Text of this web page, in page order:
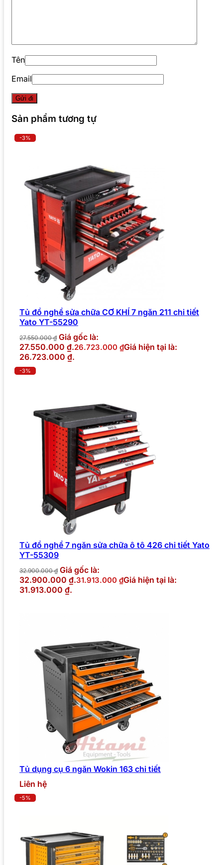
Tên
Email
Sản phẩm tương tự
-3%
Tủ đồ nghề sửa chữa CƠ KHÍ 7 ngăn 211 chi tiết
Yato YT-55290
27.550.000₫ Giá gốc là:
27.550.000 ₫.26.723.000 ₫Giá hiện tại là:
26.723.000 ₫.
-3%
Tủ đồ nghề 7 ngăn sửa chữa ô tô 426 chi tiết Yato
YT-55309
32.900.000₫ Giá gốc là:
32.900.000 ₫.31.913.000 ₫Giá hiện tại là:
31.913.000 ₫.
Tủ dụng cụ 6 ngăn Wokin 163 chi tiết
Liên hệ
-5%